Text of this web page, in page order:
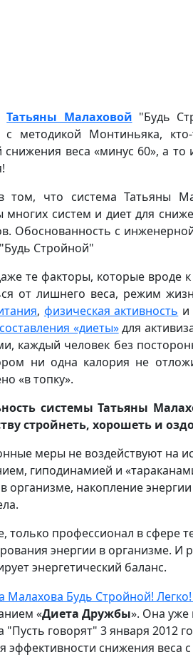
Татьяны Малаховой "Будь
с методикой Монтиньяка,
снижения веса «минус 60», а
том, что система Татьяны
многих систем и диет для
Обоснованность с
Стройной"
те факторы, которые вроде к
от лишнего веса, режим
, физическая активность и
«диеты»для
каждый человек без
ни одна калория не
«в топку».
системы Татьяны
стройнеть, хорошеть и
меры не воздействуют на
гиподинамией и
в организме, накопление
только профессионал в сфере
энергии в организме. И
энергетический баланс.
«Диета Дружбы». Она
"Пусть говорят" 3 января 2012
эффективности снижения